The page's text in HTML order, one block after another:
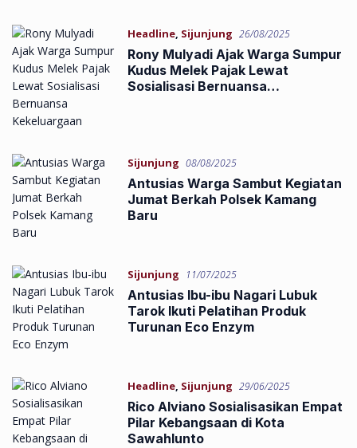
Headline, Sijunjung 26/08/2025
Rony Mulyadi Ajak Warga Sumpur
Kudus Melek Pajak Lewat
Sosialisasi Bernuansa
Sijunjung 08/08/2025
Antusias Warga Sambut Kegiatan
Jumat Berkah Polsek Kamang
Baru
Sijunjung 11/07/2025
Antusias Ibu-ibu Nagari Lubuk
Tarok Ikuti Pelatihan Produk
Turunan Eco Enzym
Headline, Sijunjung 29/06/2025
Rico Alviano Sosialisasikan Empat
Pilar Kebangsaan di Kota
Sawahlunto